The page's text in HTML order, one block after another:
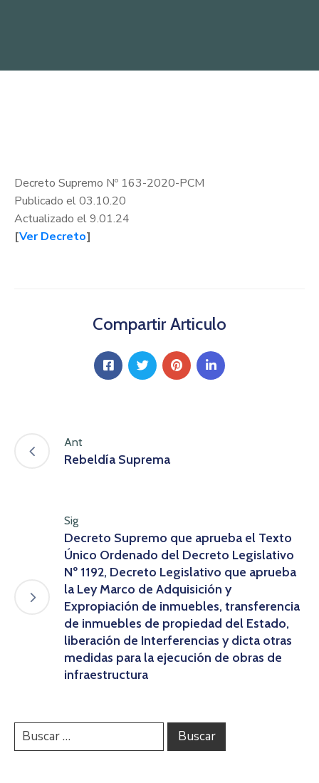
Decreto Supremo Nº 163-2020-PCM
Publicado el 03.10.20
Actualizado el 9.01.24
[Ver Decreto]
Compartir Articulo
Ant
Rebeldía Suprema
Sig
Decreto Supremo que aprueba el Texto
Único Ordenado del Decreto Legislativo
Nº 1192, Decreto Legislativo que aprueba
la Ley Marco de Adquisición y
Expropiación de inmuebles, transferencia
de inmuebles de propiedad del Estado,
liberación de Interferencias y dicta otras
medidas para la ejecución de obras de
infraestructura